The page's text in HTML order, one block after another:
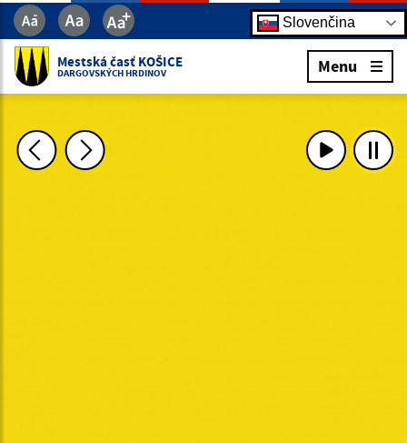
Slovenčina
Mestská časť KOŠICE
DARGOVSKÝCH HRDINOV Menu